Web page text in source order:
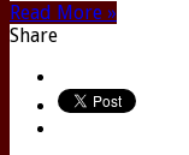
Read More »
Share